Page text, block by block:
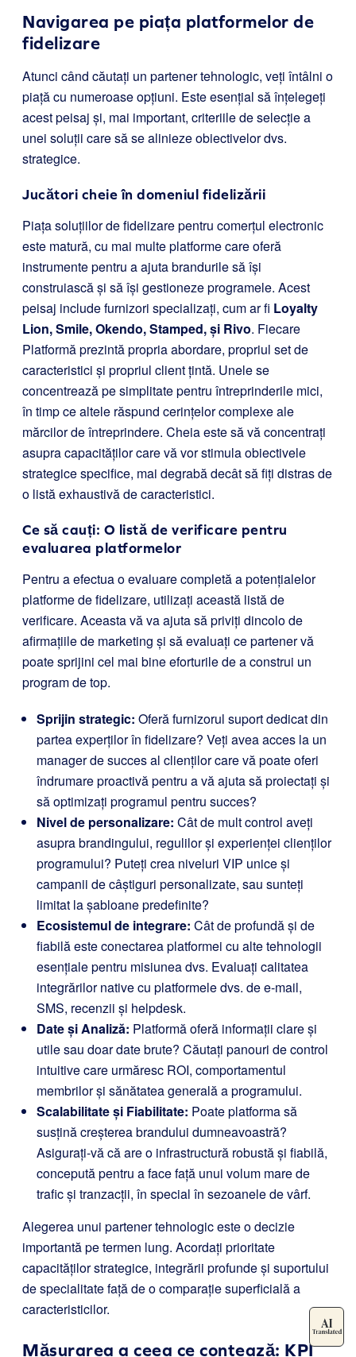
Navigarea pe piața platformelor de
fidelizare
Atunci când căutați un partener tehnologic, veți întâlni o
piață cu numeroase opțiuni. Este esențial să înțelegeți
acest peisaj și, mai important, criteriile de selecție a
unei soluții care să se alinieze obiectivelor dvs.
strategice.
Jucători cheie în domeniul fidelizării
Piața soluțiilor de fidelizare pentru comerțul electronic
este matură, cu mai multe platforme care oferă
instrumente pentru a ajuta brandurile să își
construiască și să își gestioneze programele. Acest
peisaj include furnizori specializați, cum ar fi Loyalty
Lion, Smile, Okendo, Stamped, și Rivo. Fiecare
Platformă prezintă propria abordare, propriul set de
caracteristici și propriul client țintă. Unele se
concentrează pe simplitate pentru întreprinderile mici,
în timp ce altele răspund cerințelor complexe ale
mărcilor de întreprindere. Cheia este să vă concentrați
asupra capacităților care vă vor stimula obiectivele
strategice specifice, mai degrabă decât să fiți distras de
o listă exhaustivă de caracteristici.
Ce să cauți: O listă de verificare pentru
evaluarea platformelor
Pentru a efectua o evaluare completă a potențialelor
platforme de fidelizare, utilizați această listă de
verificare. Aceasta vă va ajuta să priviți dincolo de
afirmațiile de marketing și să evaluați ce partener vă
poate sprijini cel mai bine eforturile de a construi un
program de top.
Sprijin strategic: Oferă furnizorul suport dedicat din
partea experților în fidelizare? Veți avea acces la un
manager de succes al clienților care vă poate oferi
îndrumare proactivă pentru a vă ajuta să proiectați și
să optimizați programul pentru succes?
Nivel de personalizare: Cât de mult control aveți
asupra brandingului, regulilor și experienței clienților
programului? Puteți crea niveluri VIP unice și
campanii de câștiguri personalizate, sau sunteți
limitat la șabloane predefinite?
Ecosistemul de integrare: Cât de profundă și de
fiabilă este conectarea platformei cu alte tehnologii
esențiale pentru misiunea dvs. Evaluați calitatea
integrărilor native cu platformele dvs. de e-mail,
SMS, recenzii și helpdesk.
Date și Analiză: Platformă oferă informații clare și
utile sau doar date brute? Căutați panouri de control
intuitive care urmăresc ROI, comportamentul
membrilor și sănătatea generală a programului.
Scalabilitate și Fiabilitate: Poate platforma să
susțină creșterea brandului dumneavoastră?
Asigurați-vă că are o infrastructură robustă și fiabilă,
concepută pentru a face față unui volum mare de
trafic și tranzacții, în special în sezoanele de vârf.
Alegerea unui partener tehnologic este o decizie
importantă pe termen lung. Acordați prioritate
capacităților strategice, integrării profunde și suportului
de specialitate față de o comparație superficială a
caracteristicilor.
Măsurarea a ceea ce contează: KPI